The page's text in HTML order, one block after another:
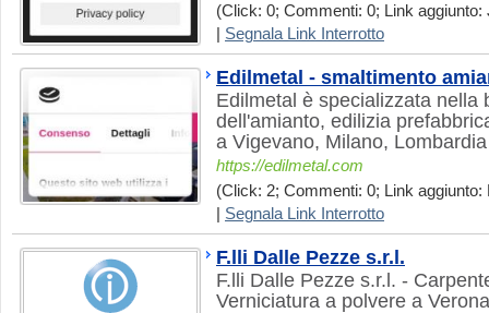
(Click: 0; Commenti: 0; Link aggiunto:
Segnala Link Interrotto
Edilmetal - smaltimento
Edilmetal è specializzata nella
dell'amianto, edilizia
a Vigevano, Milano, Lombardia
https://edilmetal.com
(Click: 2; Commenti: 0; Link aggiunto:
Segnala Link Interrotto
F.lli Dalle Pezze s.r.l.
F.lli Dalle Pezze s.r.l. -
Verniciatura a polvere a Verona